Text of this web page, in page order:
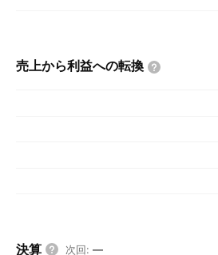
売上から利益への転換
決算 次回: —